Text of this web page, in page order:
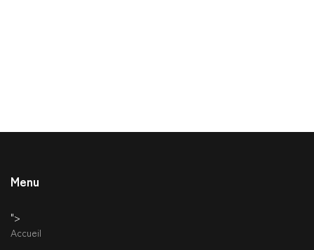
Menu
">
Accueil